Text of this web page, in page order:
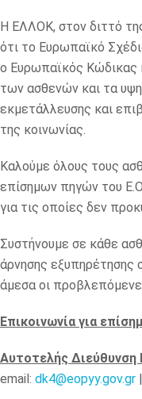
Η ΕΛΛΟΚ, στον διττό
ότι το Ευρωπαϊκό
ο Ευρωπαϊκός Κώδικας
των ασθενών και τα
εκμετάλλευσης και
της κοινωνίας.
Καλούμε όλους τους
επίσημων πηγών του
για τις οποίες δεν
Συστήνουμε σε κάθε
άρνησης εξυπηρέτησης
άμεσα οι
Επικοινωνία για
Αυτοτελής
email: dk4@eopyy.gov.gr